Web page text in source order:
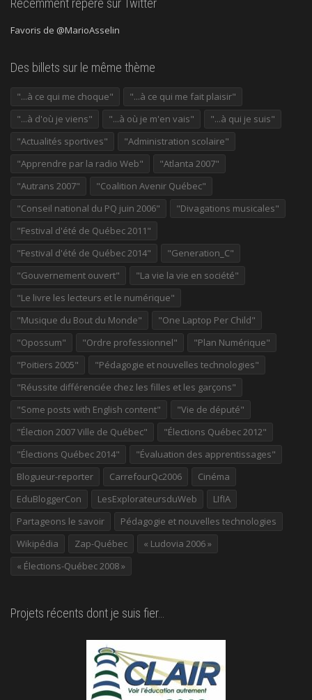
Récemment repéré sur Twitter
Favoris de @MarioAsselin
Des billets sur le même thème
"...à ce qui me choque"
"...à ce qui me fait plaisir"
"...à d'où je viens"
"...à où je m'en vais"
"...à qui je suis"
"Actualités sportives"
"Administration scolaire"
"Apprendre par la radio Web"
"Atlanta 2007"
"Autrans 2007"
"Coalition Avenir Québec"
"Conseil national du PQ juin 2006"
"Divagations musicales"
"Festival d'été de Québec 2011"
"Festival d'été de Québec 2014"
"Generation_C"
"Gouvernement ouvert"
"La vie la vie en société"
"Le livre les lecteurs et le numérique"
"Musique du Bout du Monde"
"One Laptop Per Child"
"Opossum"
"Ordre professionnel"
"Plan Numérique"
"Poitiers 2005"
"Pédagogie et nouvelles technologies"
"Réussite différenciée chez les filles et les garçons"
"Some posts with English content"
"Vie de député"
"Élection 2007 Ville de Québec"
"Élections Québec 2012"
"Élections Québec 2014"
"Évaluation des apprentissages"
Blogueur-reporter
CarrefourQc2006
Cinéma
EduBloggerCon
LesExplorateursduWeb
LIfIA
Partageons le savoir
Pédagogie et nouvelles technologies
Wikipédia
Zap-Québec
« Ludovia 2006 »
« Élections-Québec 2008 »
Projets récents dont je suis fier…